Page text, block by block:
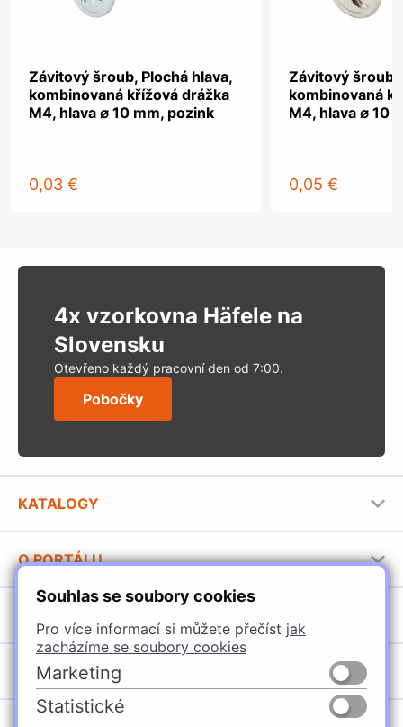
Souhlas se soubory cookies
Pro více informací si můžete přečíst jak
zacházíme se soubory cookies
Marketing
Statistické
Závitový šroub, Plochá hlava,
kombinovaná křížová drážka
M4, hlava ⌀ 10 mm, pozink
0,03 €
Závitový šroub,
kombinovaná
M4, hlava ⌀ 10
0,05 €
4x vzorkovna Häfele na
Slovensku
Otevřeno každý pracovní den od 7:00.
Pobočky
KATALOGY
Stavební katalog Häfele
Brožury Häfele
O PORTÁLU
Provozovatel portálu
Jak používat portál
Úchytky
Nábytkové kování
Vybavení kuchyní
POBOČKY
Špačince